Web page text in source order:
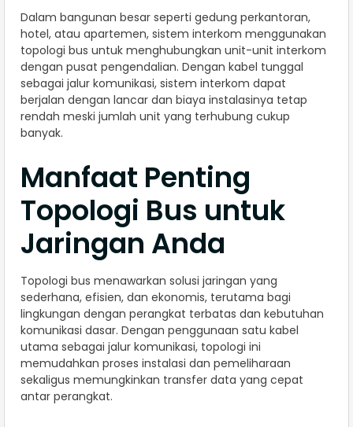
Dalam bangunan besar seperti gedung perkantoran,
hotel, atau apartemen, sistem interkom menggunakan
topologi bus untuk menghubungkan unit-unit interkom
dengan pusat pengendalian. Dengan kabel tunggal
sebagai jalur komunikasi, sistem interkom dapat
berjalan dengan lancar dan biaya instalasinya tetap
rendah meski jumlah unit yang terhubung cukup
banyak.
Manfaat Penting
Topologi Bus untuk
Jaringan Anda
Topologi bus menawarkan solusi jaringan yang
sederhana, efisien, dan ekonomis, terutama bagi
lingkungan dengan perangkat terbatas dan kebutuhan
komunikasi dasar. Dengan penggunaan satu kabel
utama sebagai jalur komunikasi, topologi ini
memudahkan proses instalasi dan pemeliharaan
sekaligus memungkinkan transfer data yang cepat
antar perangkat.